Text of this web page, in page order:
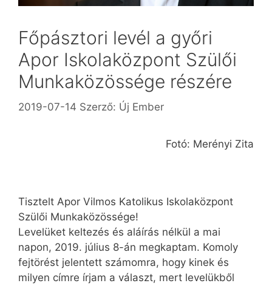
Főpásztori levél a győri
Apor Iskolaközpont Szülői
Munkaközössége részére
2019-07-14 Szerző: Új Ember
Fotó: Merényi Zita
Tisztelt Apor Vilmos Katolikus Iskolaközpont
Szülői Munkaközössége!
Levelüket keltezés és aláírás nélkül a mai
napon, 2019. július 8-án megkaptam. Komoly
fejtörést jelentett számomra, hogy kinek és
milyen címre írjam a választ, mert levelükből